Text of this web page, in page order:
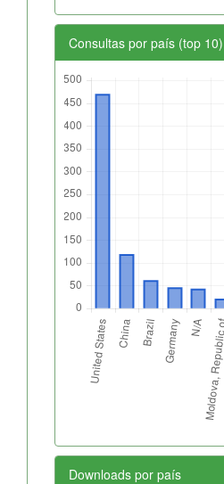
Consultas por país (top 10)
Downloads por país